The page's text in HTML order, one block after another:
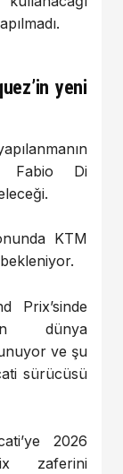
yeni
Fabio Di
KTM
Prix’sinde
dünya
ve şu
sürücüsü
2026
zaferini